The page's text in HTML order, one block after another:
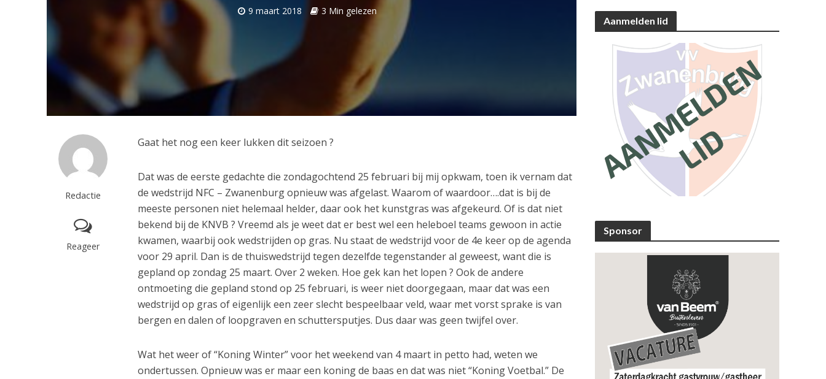
9 maart 2018 3 Min gelezen
Redactie
Reageer
Gaat het nog een keer lukken dit seizoen ?
Dat was de eerste gedachte die zondagochtend 25 februari bij mij opkwam, toen ik vernam dat
de wedstrijd NFC – Zwanenburg opnieuw was afgelast. Waarom of waardoor….dat is bij de
meeste personen niet helemaal helder, daar ook het kunstgras was afgekeurd. Of is dat niet
bekend bij de KNVB ? Vreemd als je weet dat er best wel een heleboel teams gewoon in actie
kwamen, waarbij ook wedstrijden op gras. Nu staat de wedstrijd voor de 4e keer op de agenda
voor 29 april. Dan is de thuiswedstrijd tegen dezelfde tegenstander al geweest, want die is
gepland op zondag 25 maart. Over 2 weken. Hoe gek kan het lopen ? Ook de andere
ontmoeting die gepland stond op 25 februari, is weer niet doorgegaan, maar dat was een
wedstrijd op gras of eigenlijk een zeer slecht bespeelbaar veld, waar met vorst sprake is van
bergen en dalen of loopgraven en schuttersputjes. Dus daar was geen twijfel over.
Wat het weer of “Koning Winter” voor het weekend van 4 maart in petto had, weten we
ondertussen. Opnieuw was er maar een koning de baas en dat was niet “Koning Voetbal.” De
Aanmelden lid
Sponsor